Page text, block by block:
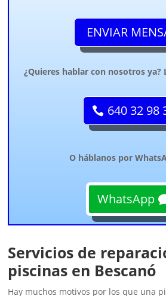
ENVIAR
¿Quieres hablar con nosotros ya?
640 32 98
O háblanos por
WhatsApp
Servicios de
piscinas en Bescanó
Hay muchos motivos por los que una